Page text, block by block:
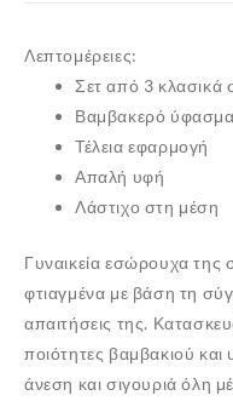
Λεπτομέρειες:
Σετ από 3 κλασικά
Βαμβακερό ύφασμα
Τέλεια εφαρμογή
Απαλή υφή
Λάστιχο στη μέση
Γυναικεία εσώρουχα της
φτιαγμένα με βάση τη
απαιτήσεις της.
ποιότητες βαμβακιού
άνεση και σιγουριά όλη